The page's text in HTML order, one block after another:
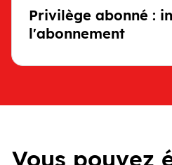
Privilège abonné :
l'abonnement
Vous pouvez